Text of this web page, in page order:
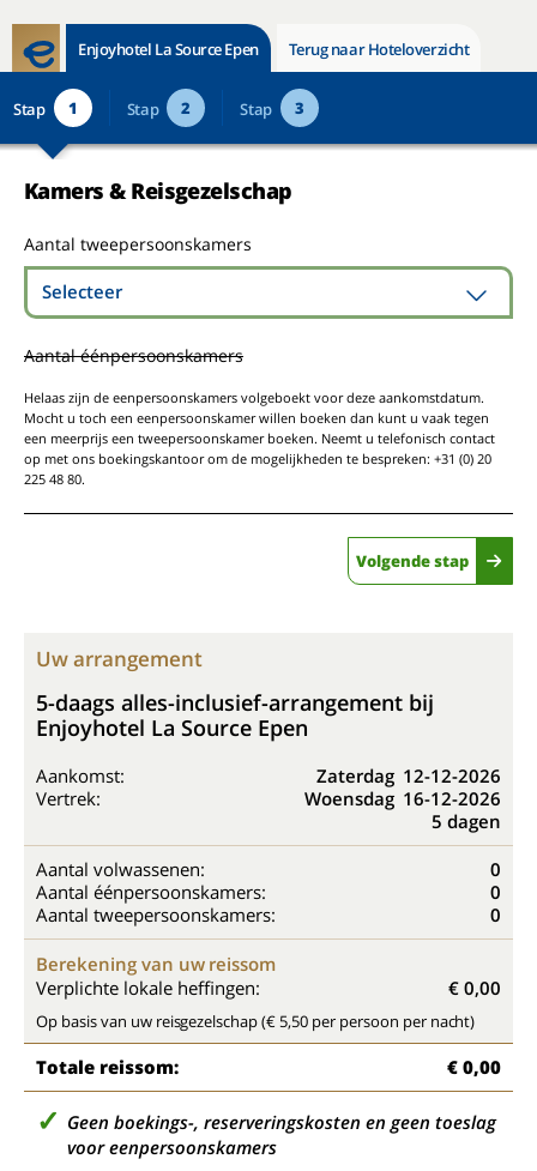
Enjoyhotel La Source Epen Terug naar Hoteloverzicht
Stap 1 Stap 2 Stap 3
Kamers & Reisgezelschap
Aantal tweepersoonskamers
Selecteer
Aantal éénpersoonskamers
Helaas zijn de eenpersoonskamers volgeboekt voor deze aankomstdatum.
Mocht u toch een eenpersoonskamer willen boeken dan kunt u vaak tegen
een meerprijs een tweepersoonskamer boeken. Neemt u telefonisch contact
op met ons boekingskantoor om de mogelijkheden te bespreken: +31 (0) 20
225 48 80.
Volgende stap
Uw arrangement
5-daags alles-inclusief-arrangement bij
Enjoyhotel La Source Epen
Aankomst: Zaterdag 12-12-2026
Vertrek:
Woensdag 16-12-2026
5 dagen
Aantal volwassenen:
0
Aantal éénpersoonskamers:
0
Aantal tweepersoonskamers:
0
Berekening van uw reissom
Verplichte lokale heffingen:
€ 0,00
Op basis van uw reisgezelschap (€ 5,50 per persoon per nacht)
Totale reissom: € 0,00
Geen boekings-, reserveringskosten en geen toeslag
voor eenpersoonskamers